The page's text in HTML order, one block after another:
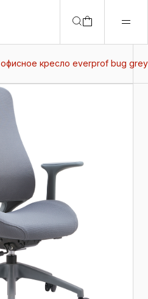
офисное кресло everprof bug grey